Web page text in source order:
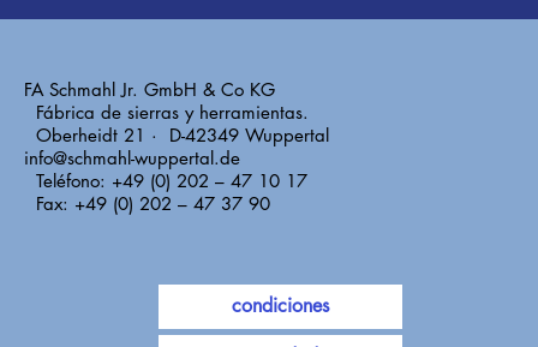
condiciones
FA Schmahl Jr. GmbH & Co KG
Fábrica de sierras y herramientas.
Oberheidt 21 · D-42349 Wuppertal
info@schmahl-wuppertal.de
Teléfono: +49 (0) 202 – 47 10 17
Fax: +49 (0) 202 – 47 37 90